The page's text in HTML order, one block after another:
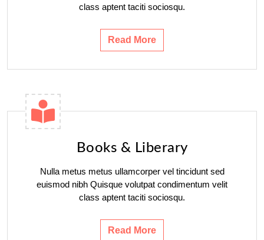
class aptent taciti sociosqu.
Read More
Books & Liberary
Nulla metus metus ullamcorper vel tincidunt sed
euismod nibh Quisque volutpat condimentum velit
class aptent taciti sociosqu.
Read More